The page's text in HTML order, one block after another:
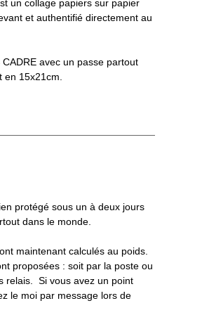
un collage papiers sur papier
et authentifié directement au
CADRE avec un passe partout
en 15x21cm.
protégé sous un à deux jours
dans le monde.
maintenant calculés au poids.
proposées : soit par la poste ou
relais. Si vous avez un point
le moi par message lors de